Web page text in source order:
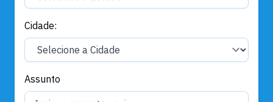
Cidade:
Assunto